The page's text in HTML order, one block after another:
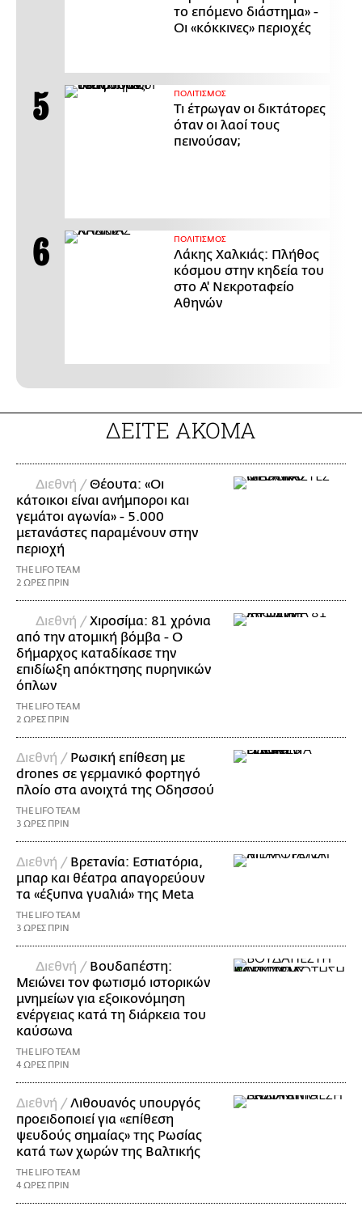
το επόμενο διάστημα» -
Οι «κόκκινες» περιοχές
ΠΟΛΙΤΙΣΜΟΣ
Τι έτρωγαν οι δικτάτορες
όταν οι λαοί τους
πεινούσαν;
ΠΟΛΙΤΙΣΜΟΣ
Λάκης Χαλκιάς: Πλήθος
κόσμου στην κηδεία του
στο Α' Νεκροταφείο
Αθηνών
ΔΕΙΤΕ ΑΚΟΜΑ
Διεθνή /Θέουτα: «Οι
κάτοικοι είναι ανήμποροι και
γεμάτοι αγωνία» - 5.000
μετανάστες παραμένουν στην
περιοχή
THE LIFO TEAM
2 ΩΡΕΣ ΠΡΙΝ
Διεθνή /Χιροσίμα: 81 χρόνια
από την ατομική βόμβα - Ο
δήμαρχος καταδίκασε την
επιδίωξη απόκτησης πυρηνικών
όπλων
THE LIFO TEAM
2 ΩΡΕΣ ΠΡΙΝ
Διεθνή / Ρωσική επίθεση με
drones σε γερμανικό φορτηγό
πλοίο στα ανοιχτά της Οδησσού
THE LIFO TEAM
3 ΩΡΕΣ ΠΡΙΝ
Διεθνή / Βρετανία: Εστιατόρια,
μπαρ και θέατρα απαγορεύουν
τα «έξυπνα γυαλιά» της Meta
THE LIFO TEAM
3 ΩΡΕΣ ΠΡΙΝ
Διεθνή / Βουδαπέστη:
Μειώνει τον φωτισμό ιστορικών
μνημείων για εξοικονόμηση
ενέργειας κατά τη διάρκεια του
καύσωνα
THE LIFO TEAM
4 ΩΡΕΣ ΠΡΙΝ
Διεθνή /Λιθουανός υπουργός
προειδοποιεί για «επίθεση
ψευδούς σημαίας» της Ρωσίας
κατά των χωρών της Βαλτικής
THE LIFO TEAM
4 ΩΡΕΣ ΠΡΙΝ